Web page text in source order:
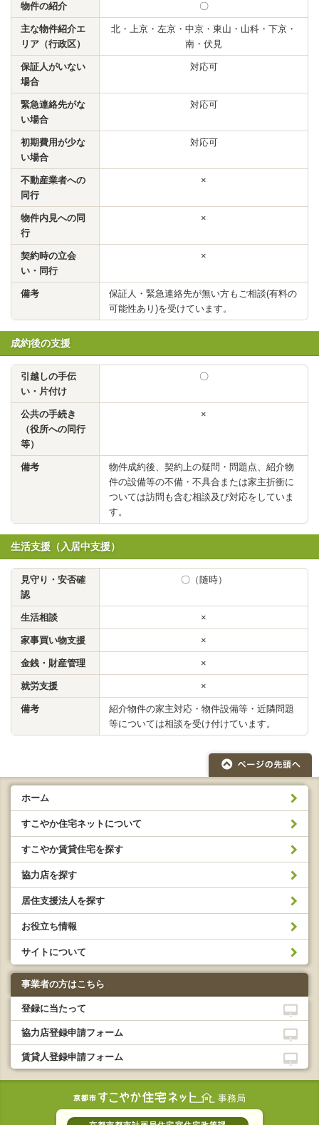
物件の紹介 〇
主な物件紹介エ
リア（行政区）
北・上京・左京・中京・東山・山科・下京・
南・伏見
保証人がいない
場合
対応可
緊急連絡先がな
い場合
対応可
初期費用が少な
い場合
対応可
不動産業者への
同行
×
物件内見への同
行
×
契約時の立会
い・同行
×
備考
保証人・緊急連絡先が無い方もご相談(有料の
可能性あり)を受けています。
成約後の支援
引越しの手伝
い・片付け
〇
公共の手続き
（役所への同行
等）
×
備考
物件成約後、契約上の疑問・問題点、紹介物
件の設備等の不備・不具合または家主折衝に
ついては訪問も含む相談及び対応をしていま
す。
生活支援（入居中支援）
見守り・安否確
認
〇（随時）
生活相談 ×
家事買い物支援 ×
金銭・財産管理 ×
就労支援 ×
備考
紹介物件の家主対応・物件設備等・近隣問題
等については相談を受け付けています。
ホーム
すこやか住宅ネットについて
すこやか賃貸住宅を探す
協力店を探す
居住支援法人を探す
お役立ち情報
サイトについて
事業者の方はこちら
登録に当たって
協力店登録申請フォーム
賃貸人登録申請フォーム
事務局